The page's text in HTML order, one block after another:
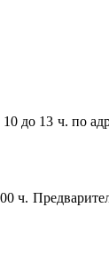
до 13 ч. по